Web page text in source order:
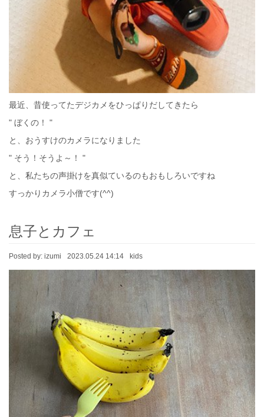
最近、昔使ってたデジカメをひっぱりだしてきたら
" ぼくの！ "
と、おうすけのカメラになりました
" そう！そうよ～！ "
と、私たちの声掛けを真似ているのもおもしろいですね
すっかりカメラ小僧です(^^)
息子とカフェ
Posted by: izumi 2023.05.24 14:14 kids